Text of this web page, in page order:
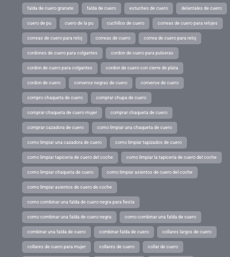
falda de cuero granate falda de cuero estuches de cuero delantales de cuero
cuero de pu cuero de la pu cuchillos de cuero correas de cuero para relojes
correas de cuero para reloj correas de cuero correa de cuero para reloj
cordones de cuero para colgantes cordon de cuero para pulseras
cordon de cuero para colgantes cordon de cuero con cierre de plata
cordon de cuero converse negras de cuero converse de cuero
compro chaqueta de cuero comprar chupa de cuero
comprar chaqueta de cuero mujer comprar chaqueta de cuero
comprar cazadora de cuero como limpiar una chaqueta de cuero
como limpiar una cazadora de cuero como limpiar tapizados de cuero
como limpiar tapiceria de cuero del coche como limpiar la tapiceria de cuero del coche
como limpiar chaqueta de cuero como limpiar asientos de cuero del coche
como limpiar asientos de cuero de coche
como combinar una falda de cuero negra para fiesta
como combinar una falda de cuero negra como combinar una falda de cuero
combinar una falda de cuero combinar falda de cuero collares largos de cuero
collares de cuero para mujer collares de cuero collar de cuero